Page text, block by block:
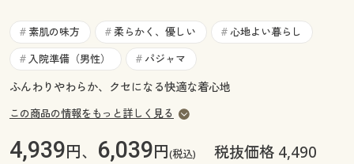
お気に入り
サポート
ご利用ガイド
よくある質問とお問い合わせ
ご利用ガイド
よくある質問とお問い合わせ
# 素肌の味方 # 柔らかく、優しい # 心地よい暮らし
# 入院準備（男性） # パジャマ
ふんわりやわらか、クセになる快適な着心地
この商品の情報をもっと詳しく見る
4,939円、 6,039円(税込)
税抜価格 4,490